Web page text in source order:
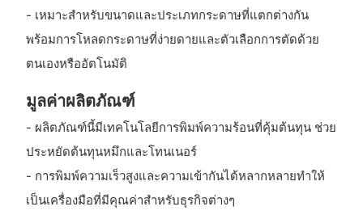
- เหมาะสำหรับขนาดและประเภทกระดาษที่แตกต่างกัน
พร้อมการโหลดกระดาษที่ง่ายดายและตัวเลือกการตัดด้วย
ตนเองหรืออัตโนมัติ
มูลค่าผลิตภัณฑ์
- ผลิตภัณฑ์นี้มีเทคโนโลยีการพิมพ์ความร้อนที่คุ้มต้นทุน ช่วย
ประหยัดต้นทุนหมึกและโทนเนอร์
- การพิมพ์ความเร็วสูงและความเข้ากันได้หลากหลายทำให้
เป็นเครื่องมือที่มีคุณค่าสำหรับธุรกิจต่างๆ